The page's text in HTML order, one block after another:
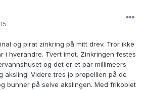
og pirat zinkring på mitt drev. Tror ikke
i hverandre. Tvert imot. Zinkringen festes
og det er et par millimeers
aksling. Videre tres jo propelllen på de
bunner på selve akslingen. Med frikoblet